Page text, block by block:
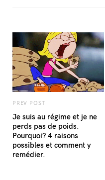
PREV POST
Je suis au régime et je ne
perds pas de poids.
Pourquoi? 4 raisons
possibles et comment y
remédier.